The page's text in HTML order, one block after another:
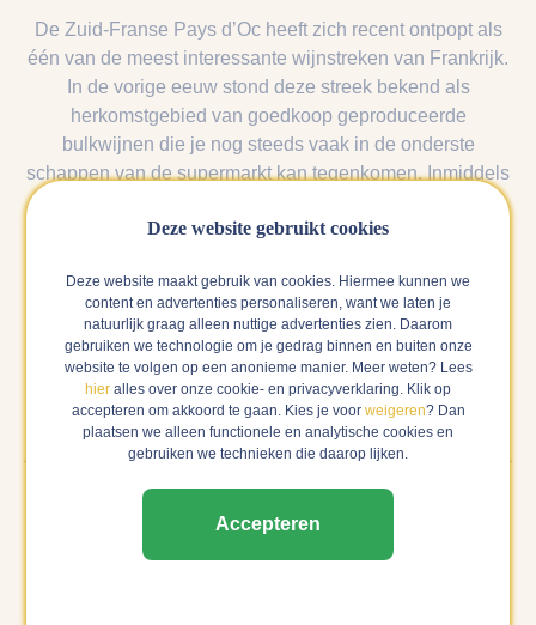
De Zuid-Franse Pays d’Oc heeft zich recent ontpopt als
één van de meest interessante wijnstreken van Frankrijk.
In de vorige eeuw stond deze streek bekend als
herkomstgebied van goedkoop geproduceerde
bulkwijnen die je nog steeds vaak in de onderste
schappen van de supermarkt kan tegenkomen. Inmiddels
graden gedraaid. In de Pays d’Oc vind je namelijk veel
wijnboeren veel potentie bieden om geweldige wijn te
maken. Waar veel Franse wijnstreken vast zitten aan
strenge regels en traditie, ligt in hier de wereld aan je
voeten.
Reviews van anderen
Deze website gebruikt cookies
Deze website maakt gebruik van cookies. Hiermee kunnen we
content en advertenties personaliseren, want we laten je
natuurlijk graag alleen nuttige advertenties zien. Daarom
gebruiken we technologie om je gedrag binnen en buiten onze
website te volgen op een anonieme manier. Meer weten? Lees
hier alles over onze cookie- en privacyverklaring. Klik op
accepteren om akkoord te gaan. Kies je voor weigeren? Dan
plaatsen we alleen functionele en analytische cookies en
gebruiken we technieken die daarop lijken.
Accepteren